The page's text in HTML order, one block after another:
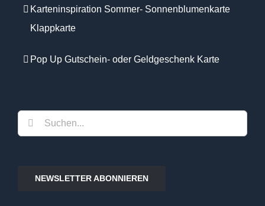
Karteninspiration Sommer- Sonnenblumenkarte
Klappkarte
Pop Up Gutschein- oder Geldgeschenk Karte
Suche
nach:
NEWSLETTER ABONNIEREN